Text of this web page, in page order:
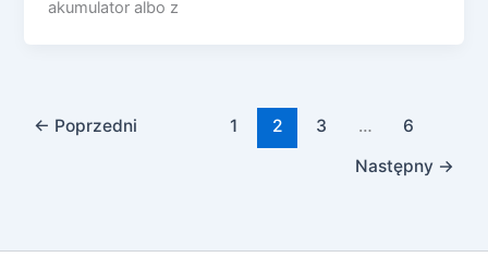
akumulator albo z
← Poprzedni 1 2 3 …
6
Następny →